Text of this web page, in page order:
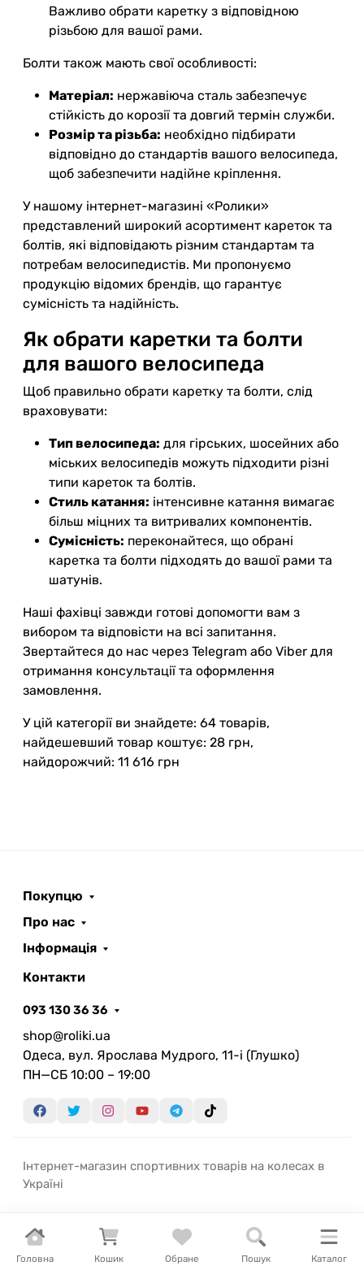
Головна Кошик Обране Пошук Каталог
Важливо обрати каретку з відповідною
різьбою для вашої рами.
Болти також мають свої особливості:
Матеріал: нержавіюча сталь забезпечує
стійкість до корозії та довгий термін служби.
Розмір та різьба: необхідно підбирати
відповідно до стандартів вашого велосипеда,
щоб забезпечити надійне кріплення.
У нашому інтернет-магазині «Ролики»
представлений широкий асортимент кареток та
болтів, які відповідають різним стандартам та
потребам велосипедистів. Ми пропонуємо
продукцію відомих брендів, що гарантує
сумісність та надійність.
Як обрати каретки та болти
для вашого велосипеда
Щоб правильно обрати каретку та болти, слід
враховувати:
Тип велосипеда: для гірських, шосейних або
міських велосипедів можуть підходити різні
типи кареток та болтів.
Стиль катання: інтенсивне катання вимагає
більш міцних та витривалих компонентів.
Сумісність: переконайтеся, що обрані
каретка та болти підходять до вашої рами та
шатунів.
Наші фахівці завжди готові допомогти вам з
вибором та відповісти на всі запитання.
Звертайтеся до нас через Telegram або Viber для
отримання консультації та оформлення
замовлення.
У цій категорії ви знайдете: 64 товарів,
найдешевший товар коштує: 28 грн,
найдорожчий: 11 616 грн
Покупцю
Про нас
Інформація
Контакти
093 130 36 36
shop@roliki.ua
Одеса, вул. Ярослава Мудрого, 11-i (Глушко)
ПН—СБ 10:00 – 19:00
Інтернет-магазин спортивних товарів на колесах в
Україні